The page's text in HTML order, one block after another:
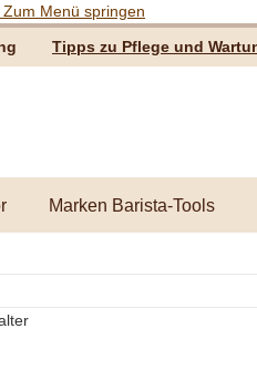
Zum Menü springen
Tipps zu Pflege und
Marken Barista-Tools